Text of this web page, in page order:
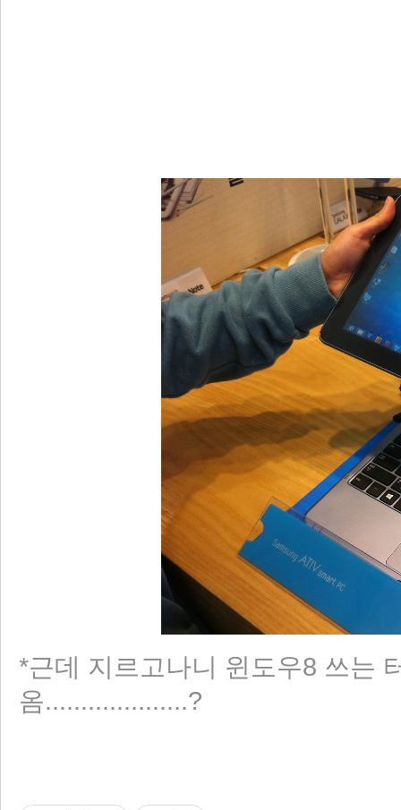
*근데 지르고나니 윈도우8 쓰는
옴....................?